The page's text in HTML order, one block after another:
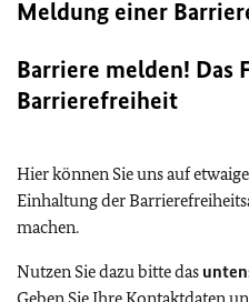
Meldung einer
Barriere melden! Das
Barrierefreiheit
Hier können Sie uns auf
Einhaltung der
machen.
Nutzen Sie dazu bitte das